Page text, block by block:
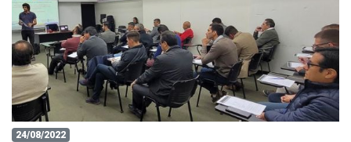
24/08/2022